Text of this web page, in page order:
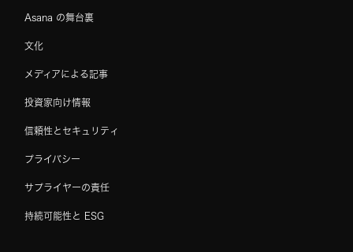
Asana の舞台裏
文化
メディアによる記事
投資家向け情報
信頼性とセキュリティ
プライバシー
サプライヤーの責任
持続可能性と ESG